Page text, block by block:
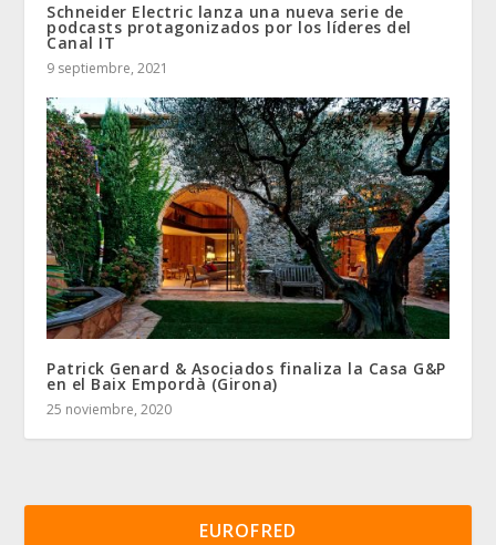
Schneider Electric lanza una nueva serie de
podcasts protagonizados por los líderes del
Canal IT
9 septiembre, 2021
Patrick Genard & Asociados finaliza la Casa G&P
en el Baix Empordà (Girona)
25 noviembre, 2020
EUROFRED